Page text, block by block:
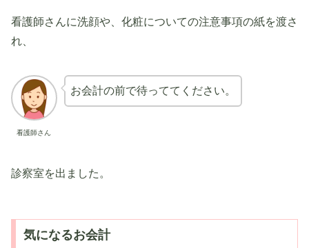
看護師さんに洗顔や、化粧についての注意事項の紙を渡さ
れ、
看護師さん
お会計の前で待っててください。
診察室を出ました。
気になるお会計